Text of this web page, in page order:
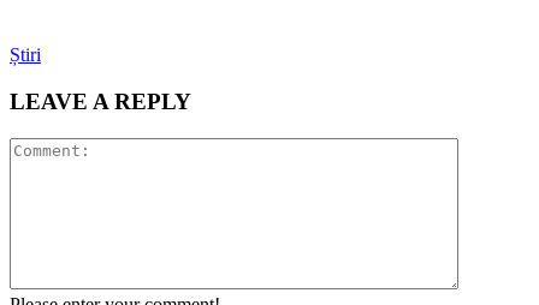
Știri
LEAVE A REPLY